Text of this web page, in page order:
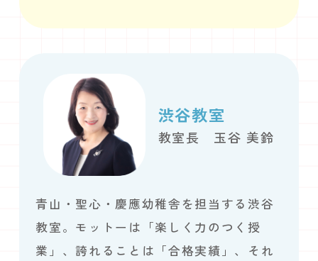
渋谷教室
教室長 玉谷 美鈴
青山・聖心・慶應幼稚舎を担当する渋谷
教室。モットーは「楽しく力のつく授
業」、誇れることは「合格実績」、それ